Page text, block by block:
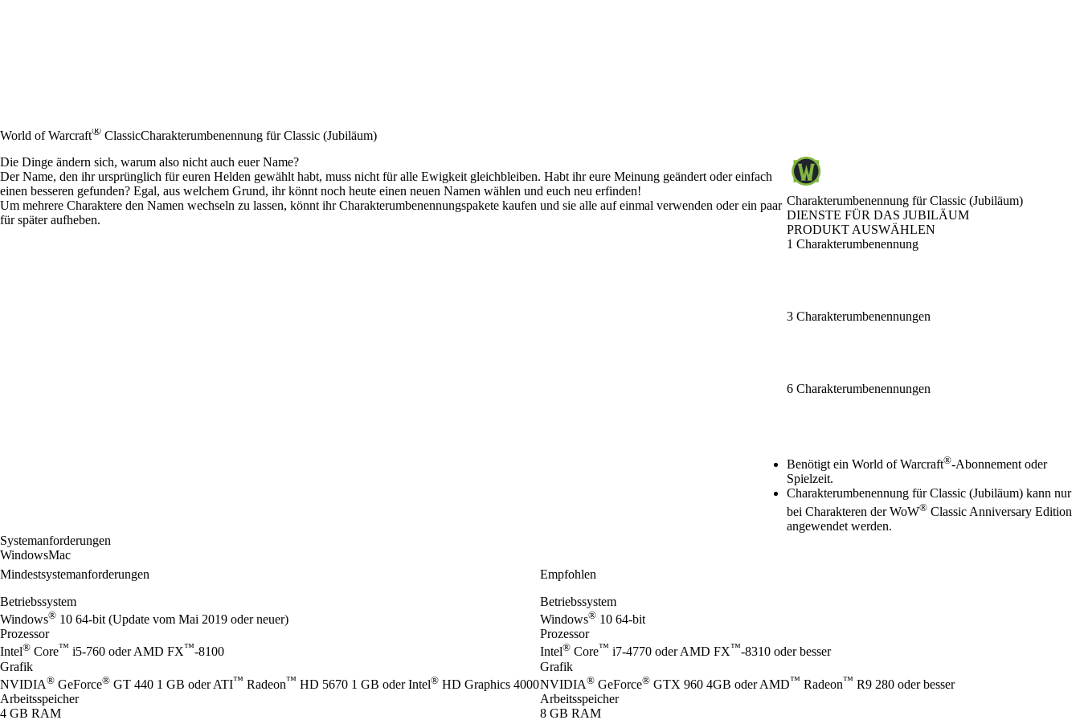
World of Warcraft® ClassicCharakterumbenennung für Classic (Jubiläum)
Charakterumbenennung für Classic (Jubiläum)
DIENSTE FÜR DAS JUBILÄUM
PRODUKT AUSWÄHLEN
1 Charakterumbenennung
3 Charakterumbenennungen
6 Charakterumbenennungen
Available actions
Benötigt ein World of Warcraft®-Abonnement oder
Spielzeit.
Charakterumbenennung für Classic (Jubiläum) kann nur
bei Charakteren der WoW® Classic Anniversary Edition
angewendet werden.
Die Dinge ändern sich, warum also nicht auch euer Name?
Der Name, den ihr ursprünglich für euren Helden gewählt habt, muss nicht für alle Ewigkeit gleichbleiben. Habt ihr eure Meinung geändert oder einfach
einen besseren gefunden? Egal, aus welchem Grund, ihr könnt noch heute einen neuen Namen wählen und euch neu erfinden!
Um mehrere Charaktere den Namen wechseln zu lassen, könnt ihr Charakterumbenennungspakete kaufen und sie alle auf einmal verwenden oder ein paar
für später aufheben.
Systemanforderungen
WindowsMac
Mindestsystemanforderungen
Betriebssystem
Windows® 10 64-bit (Update vom Mai 2019 oder neuer)
Prozessor
Intel® Core™ i5-760 oder AMD FX™-8100
Grafik
NVIDIA® GeForce® GT 440 1 GB oder ATI™ Radeon™ HD 5670 1 GB oder Intel® HD Graphics 4000
Arbeitsspeicher
4 GB RAM
Empfohlen
Betriebssystem
Windows® 10 64-bit
Prozessor
Intel® Core™ i7-4770 oder AMD FX™-8310 oder besser
Grafik
NVIDIA® GeForce® GTX 960 4GB oder AMD™ Radeon™ R9 280 oder besser
Arbeitsspeicher
8 GB RAM